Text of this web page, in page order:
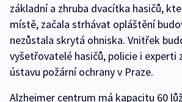
základní a zhruba dvacítka hasičů,
místě, začala strhávat opláštění
nezůstala skrytá ohniska. Vnitřek
vyšetřovatelé hasičů, policie i experti
ústavu požární ochrany v Praze.
Alzheimer centrum má kapacitu 60